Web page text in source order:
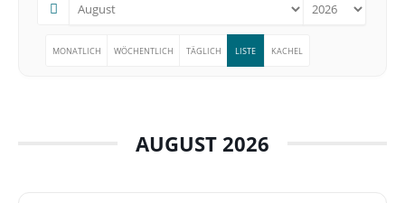
MONATLICH WÖCHENTLICH TÄGLICH LISTE KACHEL
AUGUST 2026